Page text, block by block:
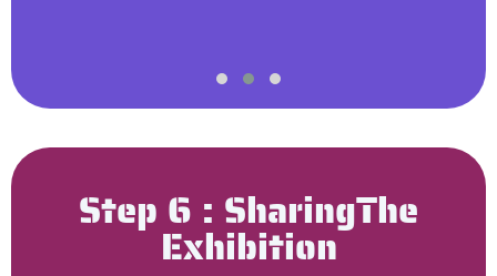
Step 6 : SharingThe
Exhibition